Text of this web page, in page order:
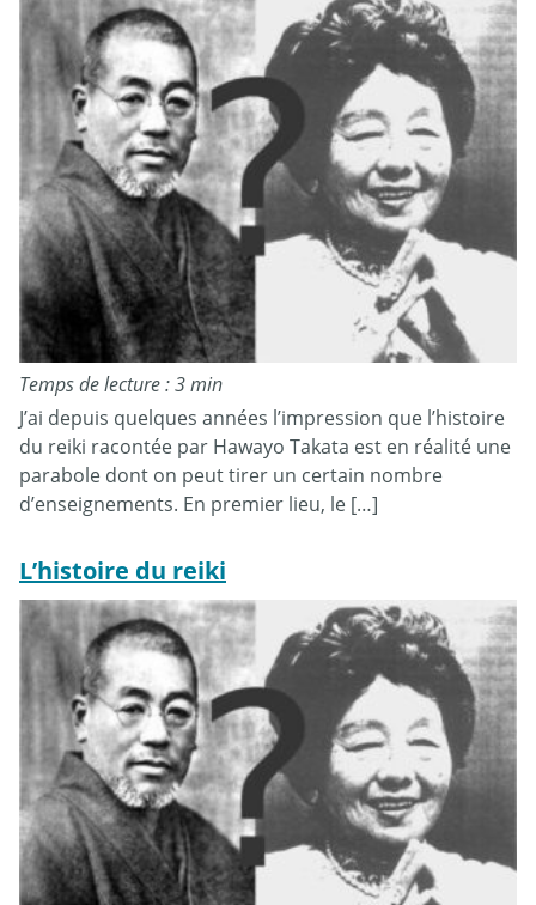
Temps de lecture : 3 min
J’ai depuis quelques années l’impression que l’histoire
du reiki racontée par Hawayo Takata est en réalité une
parabole dont on peut tirer un certain nombre
d’enseignements. En premier lieu, le […]
L’histoire du reiki